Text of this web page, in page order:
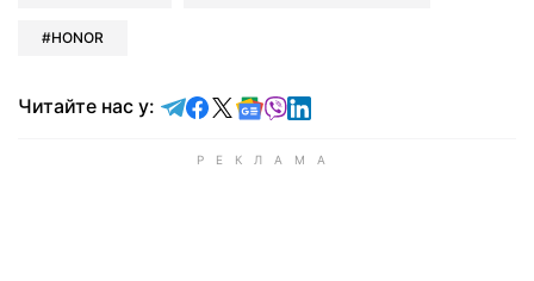
HONOR
Читайте нас у: Читайте у Telegram
Читайте у Facebook
Читайте у X
Читайте у Google news
Читайте у Viber
Читайте у LinkedIn